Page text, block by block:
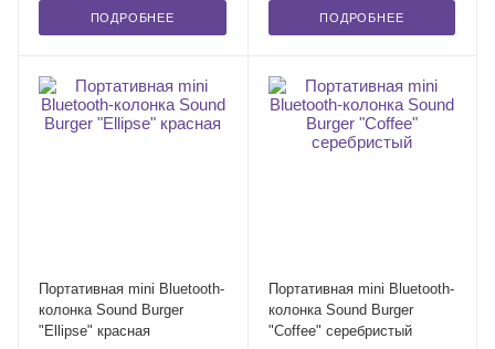
ПОДРОБНЕЕ ПОДРОБНЕЕ
Портативная mini Bluetooth-
колонка Sound Burger
"Ellipse" красная
Портативная mini Bluetooth-
колонка Sound Burger
"Coffee" серебристый